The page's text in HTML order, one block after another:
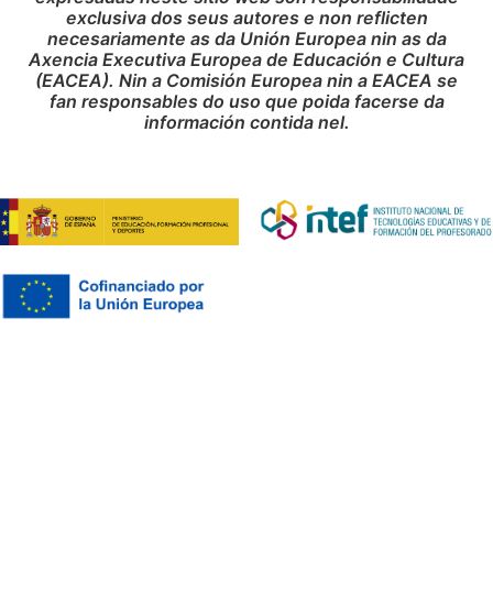
exclusiva dos seus autores e non reflicten
necesariamente as da Unión Europea nin as da
Axencia Executiva Europea de Educación e Cultura
(EACEA). Nin a Comisión Europea nin a EACEA se
fan responsables do uso que poida facerse da
información contida nel.